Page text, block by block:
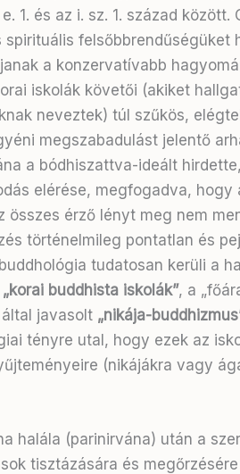
1. és az i. sz. 1. század között.
spirituális felsőbbrendűségüket
a konzervatívabb
iskolák követői (akiket
neveztek) túl szűkös,
megszabadulást jelentő
a bódhiszattva-ideált
elérése, megfogadva, hogy
összes érző lényt meg nem
történelmileg pontatlan és
tudatosan kerüli a
„korai buddhista iskolák”, a
javasolt „nikája-
tényre utal, hogy ezek az
(nikájákra vagy
halála (parinirvána) után a
tisztázására és